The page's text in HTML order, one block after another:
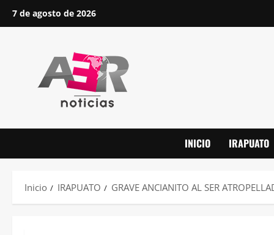
Saltar7 de agosto de 2026
INICIO IRAPUATO
Inicio IRAPUATO GRAVE ANCIANITO AL SER